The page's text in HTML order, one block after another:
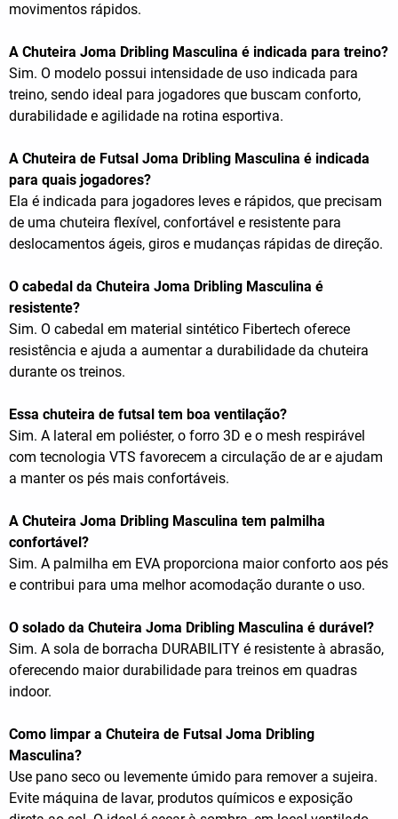
movimentos rápidos.
A Chuteira Joma Dribling Masculina é indicada para treino?
Sim. O modelo possui intensidade de uso indicada para
treino, sendo ideal para jogadores que buscam conforto,
durabilidade e agilidade na rotina esportiva.
A Chuteira de Futsal Joma Dribling Masculina é indicada
para quais jogadores?
Ela é indicada para jogadores leves e rápidos, que precisam
de uma chuteira flexível, confortável e resistente para
deslocamentos ágeis, giros e mudanças rápidas de direção.
O cabedal da Chuteira Joma Dribling Masculina é
resistente?
Sim. O cabedal em material sintético Fibertech oferece
resistência e ajuda a aumentar a durabilidade da chuteira
durante os treinos.
Essa chuteira de futsal tem boa ventilação?
Sim. A lateral em poliéster, o forro 3D e o mesh respirável
com tecnologia VTS favorecem a circulação de ar e ajudam
a manter os pés mais confortáveis.
A Chuteira Joma Dribling Masculina tem palmilha
confortável?
Sim. A palmilha em EVA proporciona maior conforto aos pés
e contribui para uma melhor acomodação durante o uso.
O solado da Chuteira Joma Dribling Masculina é durável?
Sim. A sola de borracha DURABILITY é resistente à abrasão,
oferecendo maior durabilidade para treinos em quadras
indoor.
Como limpar a Chuteira de Futsal Joma Dribling
Masculina?
Use pano seco ou levemente úmido para remover a sujeira.
Evite máquina de lavar, produtos químicos e exposição